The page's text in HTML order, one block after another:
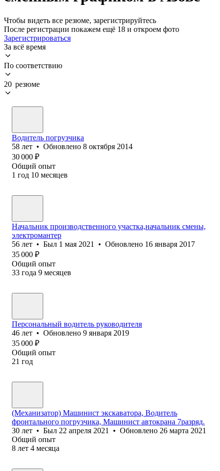
Чтобы видеть все резюме, зарегистрируйтесь
После регистрации покажем ещё 18 и откроем фото
Зарегистрироваться
За всё время
По соответствию
20 резюме
Водитель погрузчика
58 лет • Обновлено 8 октября 2014
30 000 ₽
Общий опыт
1 год 10 месяцев
Начальник производственного участка,начальник смены,
электромантер
56 лет • Был 1 мая 2021 • Обновлено 16 января 2017
35 000 ₽
Общий опыт
33 года 9 месяцев
Персональный водитель руководителя
46 лет • Обновлено 9 января 2019
35 000 ₽
Общий опыт
21 год
(Механизатор) Машинист экскаватора, Водитель
фронтального погрузчика, Машинист автокрана 7разряд.
30 лет • Был 22 апреля 2021 • Обновлено 26 марта 2021
Общий опыт
8 лет 4 месяца